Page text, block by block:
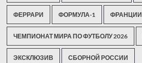
ФЕРРАРИ ФОРМУЛА-1 ФРАНЦИИ
ЧЕМПИОНАТ МИРА ПО ФУТБОЛУ 2026
ЭКСКЛЮЗИВ СБОРНОЙ РОССИИ